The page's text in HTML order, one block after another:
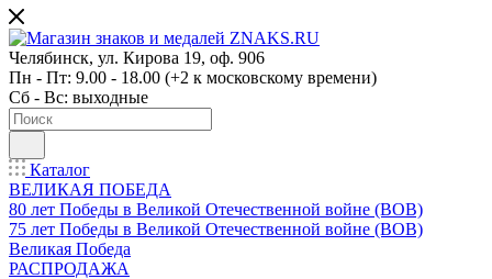
Челябинск, ул. Кирова 19, оф. 906
Пн - Пт: 9.00 - 18.00 (+2 к московскому времени)
Сб - Вс: выходные
Каталог
ВЕЛИКАЯ ПОБЕДА
80 лет Победы в Великой Отечественной войне (ВОВ)
75 лет Победы в Великой Отечественной войне (ВОВ)
Великая Победа
РАСПРОДАЖА